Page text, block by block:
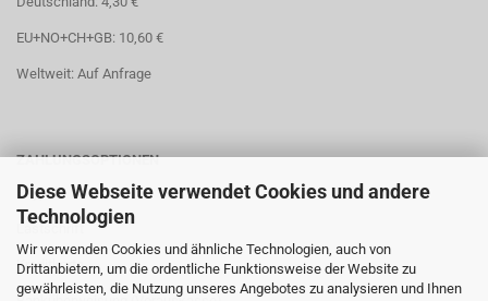
Diese Webseite verwendet Cookies und andere
Technologien
Wir verwenden Cookies und ähnliche Technologien, auch von
Drittanbietern, um die ordentliche Funktionsweise der Website zu
gewährleisten, die Nutzung unseres Angebotes zu analysieren und Ihnen
EU+NO+CH+GB: 10,60 €
Weltweit: Auf Anfrage
ZAHLUNGSOPTIONEN
Paypal
Lastschrift
Kreditkarte